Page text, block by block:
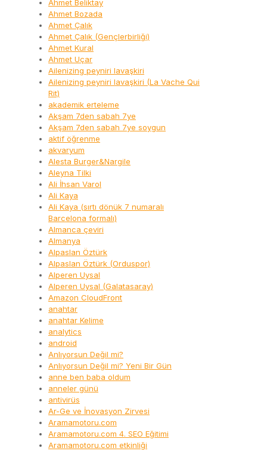
Ahmet Beliktay
Ahmet Bozada
Ahmet Çalık
Ahmet Çalık (Gençlerbirliği)
Ahmet Kural
Ahmet Uçar
Ailenizing peyniri lavaşkiri
Ailenizing peyniri lavaşkiri (La Vache Qui
Rit)
akademik erteleme
Akşam 7den sabah 7ye
Akşam 7den sabah 7ye soygun
aktif öğrenme
akvaryum
Alesta Burger&Nargile
Aleyna Tilki
Ali İhsan Varol
Ali Kaya
Ali Kaya (sırtı dönük 7 numaralı
Barcelona formalı)
Almanca çeviri
Almanya
Alpaslan Öztürk
Alpaslan Öztürk (Orduspor)
Alperen Uysal
Alperen Uysal (Galatasaray)
Amazon CloudFront
anahtar
anahtar Kelime
analytics
android
Anlıyorsun Değil mi?
Anlıyorsun Değil mi? Yeni Bir Gün
anne ben baba oldum
anneler günü
antivirüs
Ar-Ge ve İnovasyon Zirvesi
Aramamotoru.com
Aramamotoru.com 4. SEO Eğitimi
Aramamotoru.com etkinliği